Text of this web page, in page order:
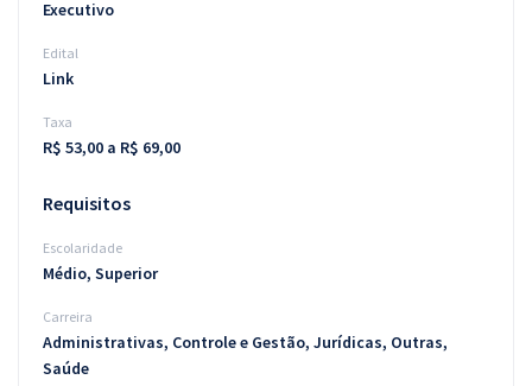
Executivo
Edital
Link
Taxa
R$ 53,00 a R$ 69,00
Requisitos
Escolaridade
Médio, Superior
Carreira
Administrativas, Controle e Gestão, Jurídicas, Outras,
Saúde